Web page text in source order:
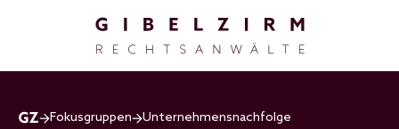
Fokusgruppen Unternehmensnachfolge